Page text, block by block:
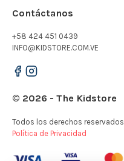
Contáctanos
+58 424 451 0439
INFO@KIDSTORE.COM.VE
© 2026 - The Kidstore
Todos los derechos reservados
Política de Privacidad